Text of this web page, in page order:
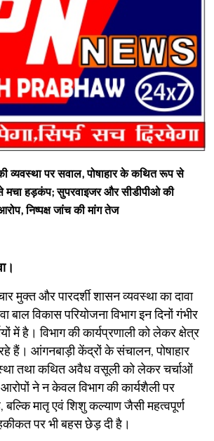
व्यवस्था पर सवाल, पोषाहार के कथित रूप से
मचा हड़कंप; सुपरवाइजर और सीडीपीओ की
निष्पक्ष जांच की मांग तेज
मुक्त और पारदर्शी शासन व्यवस्था का दावा
विकास परियोजना विभाग इन दिनों गंभीर
में है। विभाग की कार्यप्रणाली को लेकर क्षेत्र
हैं। आंगनबाड़ी केंद्रों के संचालन, पोषाहार
तथा कथित अवैध वसूली को लेकर चर्चाओं
ने न केवल विभाग की कार्यशैली पर
बल्कि मातृ एवं शिशु कल्याण जैसी महत्वपूर्ण
पर भी बहस छेड़ दी है।